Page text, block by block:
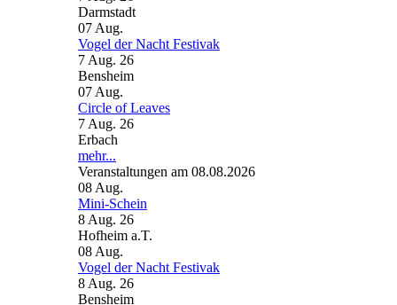
Darmstadt
07 Aug.
Vogel der Nacht Festivak
7 Aug. 26
Bensheim
07 Aug.
Circle of Leaves
7 Aug. 26
Erbach
mehr...
Veranstaltungen am 08.08.2026
08 Aug.
Mini-Schein
8 Aug. 26
Hofheim a.T.
08 Aug.
Vogel der Nacht Festivak
8 Aug. 26
Bensheim